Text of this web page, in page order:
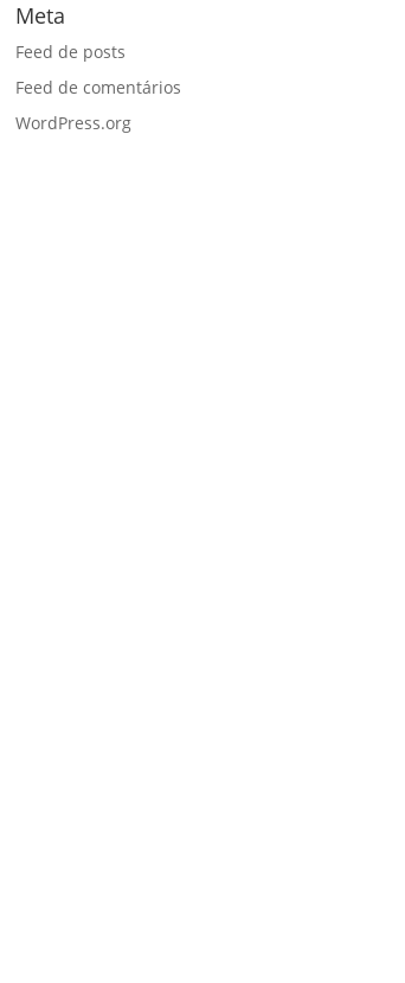
Meta
Feed de posts
Feed de comentários
WordPress.org